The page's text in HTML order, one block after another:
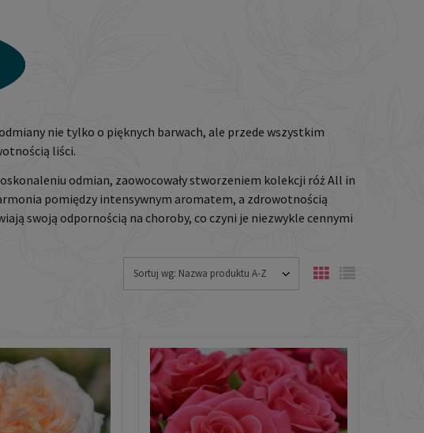
nie tylko o pięknych barwach, ale przede wszystkim
liści.
odmian, zaowocowały stworzeniem kolekcji róż All in
pomiędzy intensywnym aromatem, a zdrowotnością
swoją odpornością na choroby, co czyni je niezwykle cennymi
Sortuj wg: Nazwa produktu A-Z